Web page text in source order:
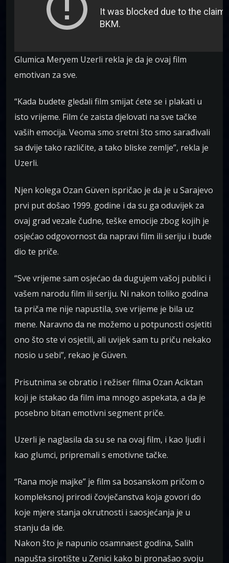
Glumica Meryem Uzerli rekla je da je ovaj film
emotivan za sve.
“Kada budete gledali film smijat ćete se i plakati u
isto vrijeme. Film će zaista djelovati na sve tačke
vaših emocija. Veoma smo sretni što smo sarađivali
sa dvije tako različite, a tako bliske zemlje”, rekla je
Uzerli.
Njen kolega Ozan Güven ispričao je da je u Sarajevo
prvi put došao 1999. godine i da su ga oduvijek za
ovaj grad vezale čudne, teške emocije zbog kojih je
osjećao odgovornost da napravi film ili seriju i bude
dio te priče.
“Sve vrijeme sam osjećao da dugujem vašoj publici i
vašem narodu film ili seriju. Ni nakon toliko godina
ta priča me nije napustila, sve vrijeme je bila uz
mene. Naravno da ne možemo u potpunosti osjetiti
ono što ste vi osjetili, ali uvijek sam tu priču nekako
nosio u sebi”, rekao je Güven.
Prisutnima se obratio i režiser filma Ozan Aciktan
koji je istakao da film ima mnogo aspekata, a da je
posebno bitan emotivni segment priče.
Uzerli je naglasila da su se na ovaj film, i kao ljudi i
kao glumci, pripremali s emotivne tačke.
“Rana moje majke” je film sa bosanskom pričom o
kompleksnoj prirodi čovječanstva koja govori do
koje mjere stanja okrutnosti i saosjećanja je u
stanju da ide.
Nakon što je napunio osamnaest godina, Salih
napušta sirotište u Zenici kako bi pronašao svoju